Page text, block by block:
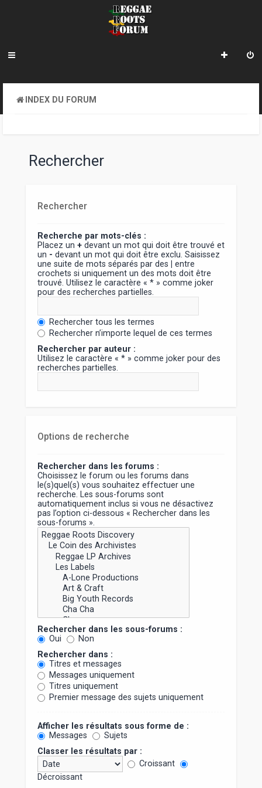
INDEX DU FORUM
Rechercher
Rechercher
Recherche par mots-clés :
Placez un +devant un mot qui doit être trouvé et
un - devant un mot qui doit être exclu. Saisissez
une suite de mots séparés par des | entre
crochets si uniquement un des mots doit être
trouvé. Utilisez le caractère « * » comme joker
pour des recherches partielles.
Rechercher tous les termes
Rechercher n’importe lequel de ces termes
Rechercher par auteur :
Utilisez le caractère « * » comme joker pour des
recherches partielles.
Options de recherche
Rechercher dans les forums :
Choisissez le forum ou les forums dans
le(s)quel(s) vous souhaitez effectuer une
recherche. Les sous-forums sont
automatiquement inclus si vous ne désactivez
pas l’option ci-dessous « Rechercher dans les
sous-forums ».
Rechercher dans les sous-forums :
Oui
Non
Rechercher dans :
Titres et messages
Messages uniquement
Titres uniquement
Premier message des sujets uniquement
Afficher les résultats sous forme de :
Messages
Sujets
Classer les résultats par :
Croissant
Décroissant